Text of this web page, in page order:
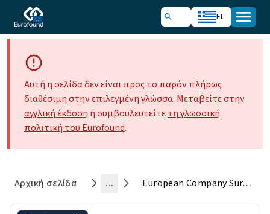
EL
Αυτή η σελίδα δεν είναι προς το παρόν πλήρως
διαθέσιμη στην επιλεγμένη γλώσσα. Μεταβείτε στην
αγγλική έκδοση ή συμβουλευτείτετη γλωσσική
πολιτική του Eurofound.
Αρχική σελίδα ... European Company Survey 2019: Sampling and weighting report